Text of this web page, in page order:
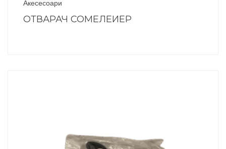
Акесесоари
ОТВАРАЧ СОМЕЛЕИЕР